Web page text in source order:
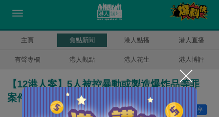
主頁 焦點新聞 港人點播 港人直播
有聲專欄 港人觀點 港人花生 港人博評
【12港人案】5人被控暴動或製造爆炸品等罪
案件押後至下月再訊
分享
讚好 29